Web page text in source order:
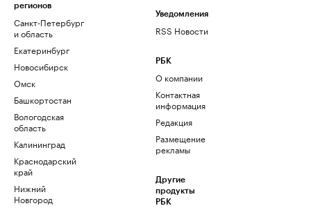
регионов
Санкт-Петербург
и область
Екатеринбург
Новосибирск
Омск
Башкортостан
Вологодская
область
Калининград
Краснодарский
край
Нижний
Новгород
Уведомления
RSS Новости
РБК
О компании
Контактная
информация
Редакция
Размещение
рекламы
Другие
продукты
РБК